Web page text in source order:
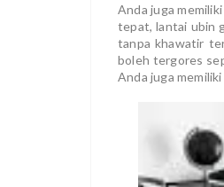
Anda juga
tepat, lantai ubin
tanpa khawatir
boleh tergores
Anda juga